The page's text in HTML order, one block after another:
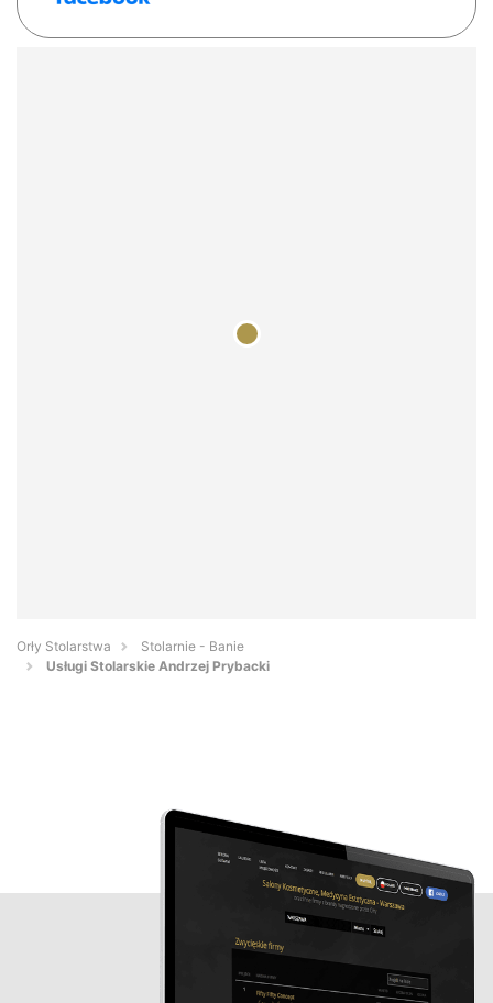
Orły Stolarstwa
Stolarnie - Banie
Usługi Stolarskie Andrzej Prybacki